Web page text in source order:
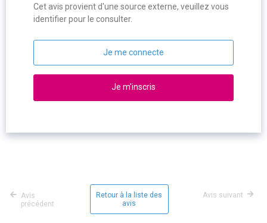
Cet avis provient d'une source externe, veuillez vous
identifier pour le consulter.
Je me connecte
Je m'inscris
Avis
précédent
Retour à la liste des
avis
Avis suivant